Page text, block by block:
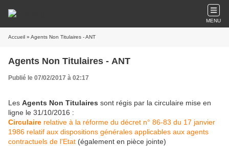
MENU
Accueil » Agents Non Titulaires - ANT
Agents Non Titulaires - ANT
Publié le 07/02/2017 à 02:17
Les Agents Non Titulaires sont régis par la circulaire mise en
ligne le 31/10/2016 :
Circulaire relative à la réforme du décret n° 86-83 du 17 janvier
1986 relatif aux dispositions générales applicables aux agents
contractuels de l’Etat (également en pièce jointe)